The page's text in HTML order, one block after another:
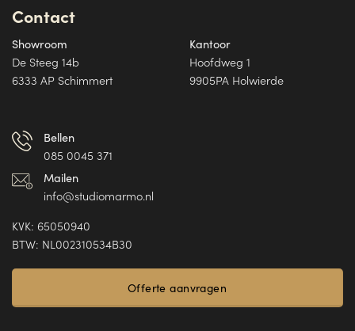
Contact
Showroom
De Steeg 14b
6333 AP Schimmert
Kantoor
Hoofdweg 1
9905PA Holwierde
Bellen
085 0045 371
Mailen
info@studiomarmo.nl
KVK: 65050940
BTW: NL002310534B30
Offerte aanvragen